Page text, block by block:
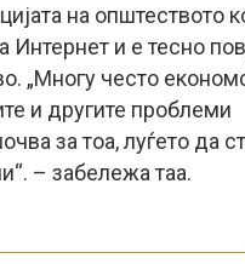
на општеството
Интернет и е тесно
„Многу често
и другите проблеми
за тоа, луѓето да
– забележа таа.